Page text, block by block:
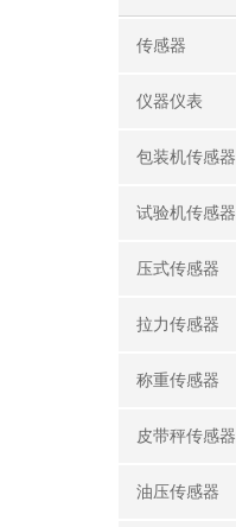
传感器
仪器仪表
包装机传感器
试验机传感器
压式传感器
拉力传感器
称重传感器
皮带秤传感器
油压传感器